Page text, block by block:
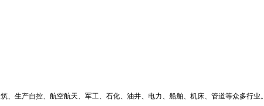
生产自控、航空航天、军工、石化、油井、电力、船舶、机床、管道等众多行业。